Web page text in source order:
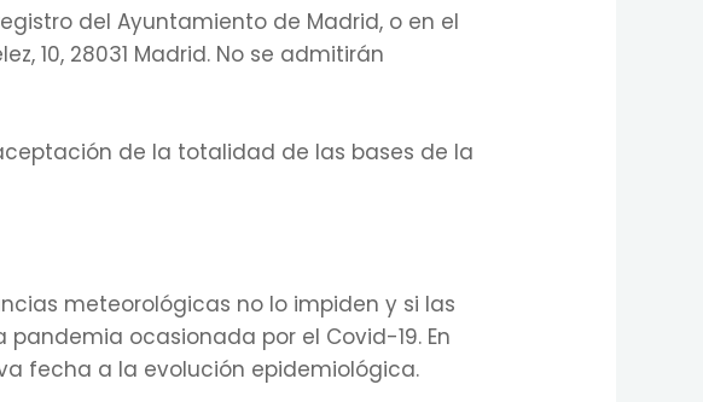
del Ayuntamiento de Madrid, o en el
10, 28031 Madrid. No se admitirán
de la totalidad de las bases de la
meteorológicas no lo impiden y si las
ocasionada por el Covid-19. En
fecha a la evolución epidemiológica.